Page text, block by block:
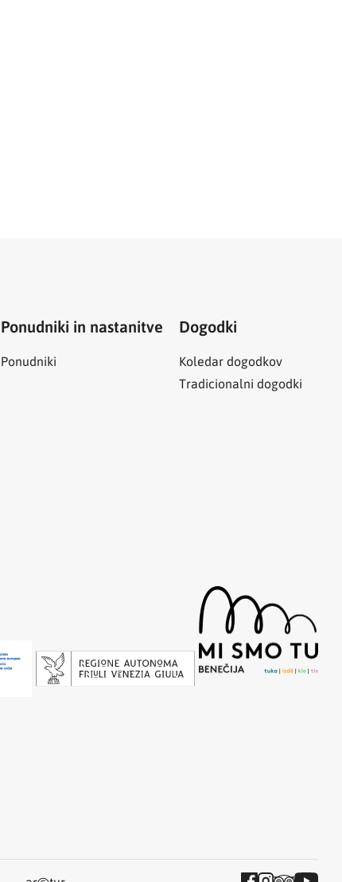
Ponudniki in nastanitve
Ponudniki
Dogodki
Koledar dogodkov
Tradicionalni dogodki